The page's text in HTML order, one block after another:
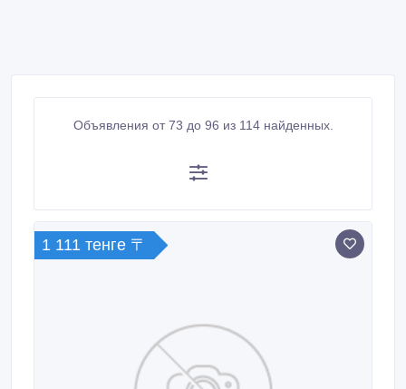
Объявления от 73 до 96 из 114 найденных.
1 111 тенге 〒